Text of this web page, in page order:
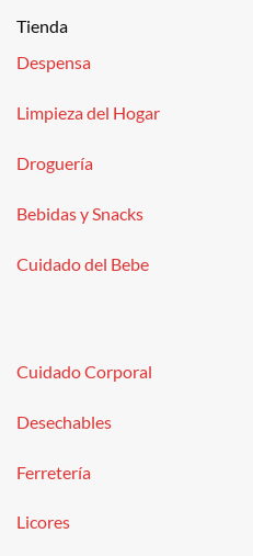
Tienda
Despensa
Limpieza del Hogar
Droguería
Bebidas y Snacks
Cuidado del Bebe
Cuidado Corporal
Desechables
Ferretería
Licores